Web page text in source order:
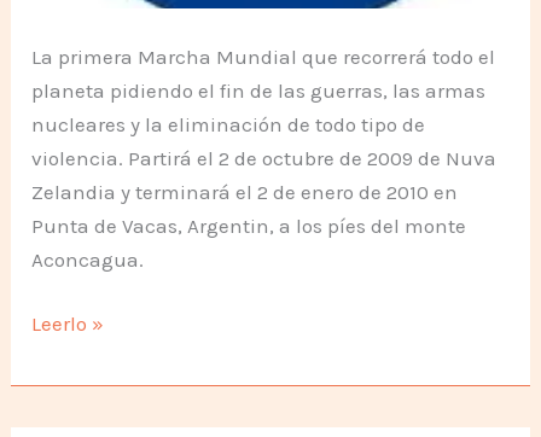
La primera Marcha Mundial que recorrerá todo el
planeta pidiendo el fin de las guerras, las armas
nucleares y la eliminación de todo tipo de
violencia. Partirá el 2 de octubre de 2009 de Nuva
Zelandia y terminará el 2 de enero de 2010 en
Punta de Vacas, Argentin, a los píes del monte
Aconcagua.
Marcha
por
la
Leerlo »